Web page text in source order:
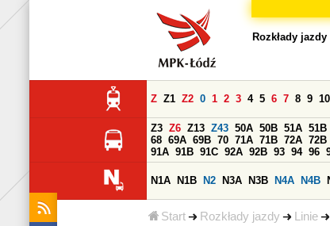
Start Rozkłady jazdy Linie
Rozkłady jazdy
Z Z1 Z2 0 1 2 3 4 5 6 7 8 9
Z3 Z6 Z13 Z43 50A 50B 51A 51B
68 69A 69B 70 71A 71B 72A 72B
91A 91B 91C 92A 92B 93 94 96
N1A N1B N2 N3A N3B N4A N4B